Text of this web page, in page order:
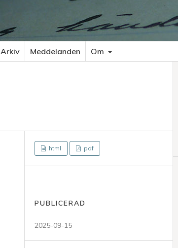
Arkiv Meddelanden Om
html pdf
PUBLICERAD
2025-09-15